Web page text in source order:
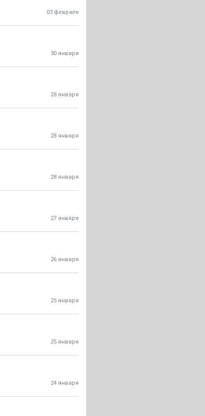
03 февраля
30 января
28 января
28 января
28 января
27 января
26 января
25 января
25 января
24 января